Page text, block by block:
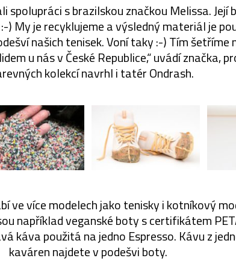
spolupráci s brazilskou značkou Melissa. Její
) My je recyklujeme a výsledný materiál je
našich tenisek. Voní taky :-) Tím šetříme
u nás v České Republice,“ uvádí značka,
kolekcí navrhl i tatér Ondrash.
ve více modelech jako tenisky i kotníkový
například veganské boty s certifikátem
káva použitá na jedno Espresso. Kávu z
kaváren najdete v podešvi boty.